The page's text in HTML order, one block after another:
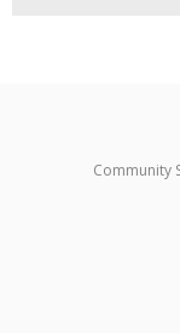
Community